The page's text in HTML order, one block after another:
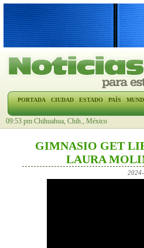
PORTADA CIUDAD ESTADO PAÍS
09:53 pm Chihuahua, Chih., México
GIMNASIO GET
LAURA